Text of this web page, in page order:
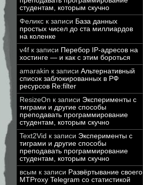
студентам, которым скучно
Феликс к записи База данных
простых чисел до ста миллиардов
на коленке
v4f к записи Перебор IP-адресов на
хостинге — и как с этим бороться
amarakin к записи Альтернативный
список заблокированных в РФ
ресурсов Re:filter
ResizeOn к записи Эксперименты с
тиграми и другие способы
преподавать программирование
студентам, которым скучно
Text2Vid к записи Эксперименты с
тиграми и другие способы
преподавать программирование
студентам, которым скучно
всым к записи Развёртывание своего
MTProxy Telegram со статистикой